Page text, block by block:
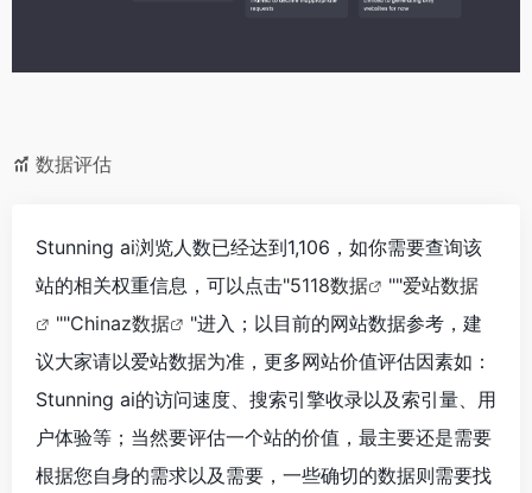
数据评估
Stunning ai浏览人数已经达到1,106，如你需要查询该
站的相关权重信息，可以点击"5118数据 ""爱站数据
""Chinaz数据
"进入；以目前的网站数据参考，建
议大家请以爱站数据为准，更多网站价值评估因素如：
Stunning ai的访问速度、搜索引擎收录以及索引量、用
户体验等；当然要评估一个站的价值，最主要还是需要
根据您自身的需求以及需要，一些确切的数据则需要找